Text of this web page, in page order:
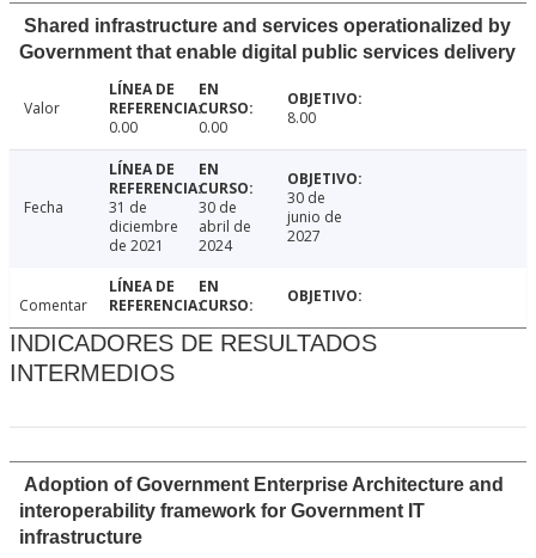
Shared infrastructure and services operationalized by
Government that enable digital public services delivery
Valor
0.00
0.00 8.00
Fecha
31 de
diciembre
de 2021
30 de
abril de
2024
30 de
junio de
2027
Comentar
INDICADORES DE RESULTADOS
INTERMEDIOS
Adoption of Government Enterprise Architecture and
interoperability framework for Government IT
infrastructure